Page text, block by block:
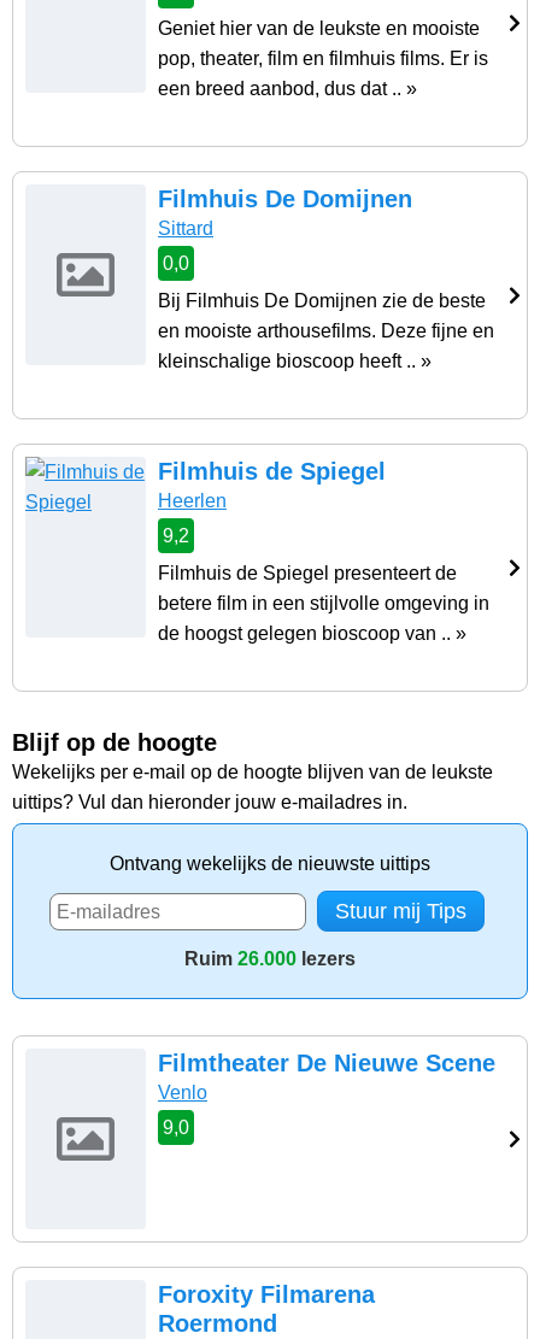
Geniet hier van de leukste en mooiste
pop, theater, film en filmhuis films. Er is
een breed aanbod, dus dat .. »
Filmhuis De Domijnen
Sittard
0,0
Bij Filmhuis De Domijnen zie de beste
en mooiste arthousefilms. Deze fijne en
kleinschalige bioscoop heeft .. »
Filmhuis de Spiegel
Heerlen
9,2
Filmhuis de Spiegel presenteert de
betere film in een stijlvolle omgeving in
de hoogst gelegen bioscoop van .. »
Blijf op de hoogte
Wekelijks per e-mail op de hoogte blijven van de leukste
uittips? Vul dan hieronder jouw e-mailadres in.
Ontvang wekelijks de nieuwste uittips
Ruim 26.000 lezers
Filmtheater De Nieuwe Scene
Venlo
9,0
Foroxity Filmarena
Roermond